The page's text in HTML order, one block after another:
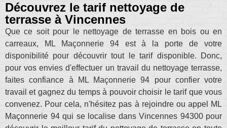
Découvrez le tarif nettoyage de
terrasse à Vincennes
Que ce soit pour le nettoyage de terrasse en bois ou en
carreaux, ML Maçonnerie 94 est à la porte de votre
disponibilité pour découvrir tout le tarif disponible. Donc,
pour vos envies d'effectuer un travail du nettoyage terrasse,
faites confiance à ML Maçonnerie 94 pour confier votre
travail et gagnez du temps à pouvoir choisir le tarif que vous
convenez. Pour cela, n'hésitez pas à rejoindre ou appel ML
Maçonnerie 94 qui se localise dans Vincennes 94300 pour